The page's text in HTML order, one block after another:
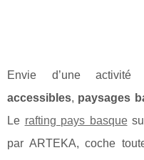
Envie d’une
accessibles, paysages
Le rafting pays basque
par ARTEKA, coche